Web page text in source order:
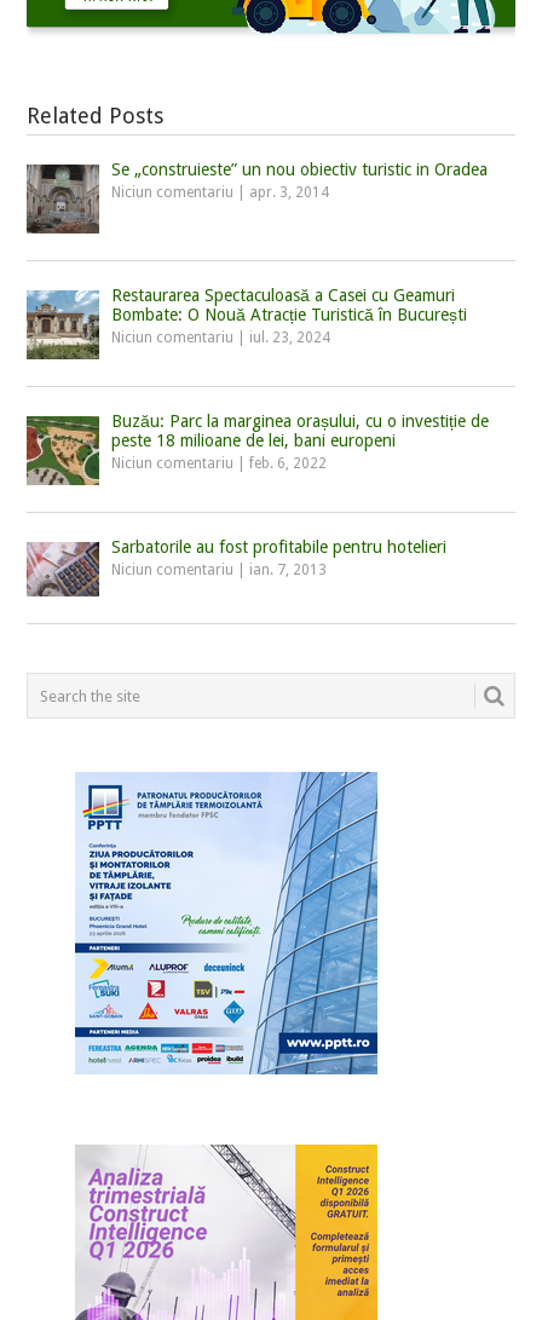
Related Posts
Se „construieste” un nou obiectiv turistic in Oradea
Niciun comentariu apr. 3, 2014
Restaurarea Spectaculoasă a Casei cu Geamuri
Bombate: O Nouă Atracție Turistică în București
Niciun comentariu iul. 23, 2024
Buzău: Parc la marginea orașului, cu o investiție de
peste 18 milioane de lei, bani europeni
Niciun comentariu |feb. 6, 2022
Sarbatorile au fost profitabile pentru hotelieri
Niciun comentariu ian. 7, 2013